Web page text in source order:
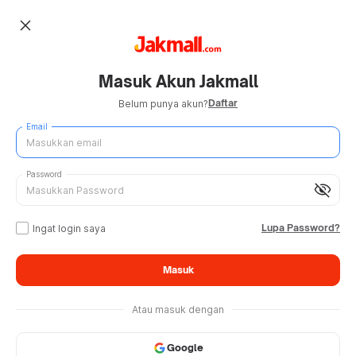
close
Masuk Akun Jakmall
Belum punya akun?Daftar
Email
visibility_off
Password
Ingat login saya Lupa Password?
Masuk
Atau masuk dengan
Google